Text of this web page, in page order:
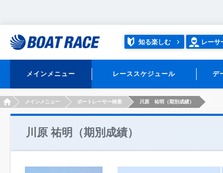
知る楽しむ レーサ
メインメニュー レーススケジュール デ
HOMEメインメニュー ボートレーサー検索 川原 祐明（期別成績）
川原 祐明（期別成績）